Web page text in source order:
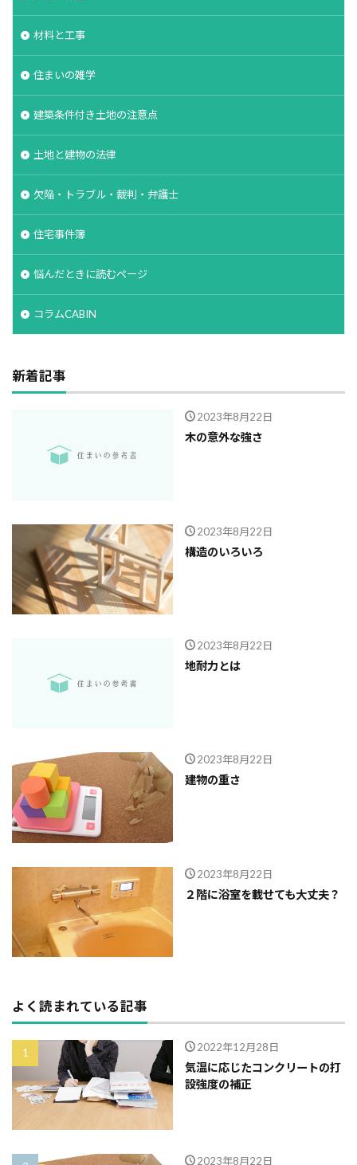
材料と工事
住まいの雑学
建築条件付き土地の注意点
土地と建物の法律
欠陥・トラブル・裁判・弁護士
住宅事件簿
悩んだときに読むページ
コラムCABIN
新着記事
2023年8月22日
木の意外な強さ
2023年8月22日
構造のいろいろ
2023年8月22日
地耐力とは
2023年8月22日
建物の重さ
2023年8月22日
２階に浴室を載せても大丈夫？
よく読まれている記事
2022年12月28日
気温に応じたコンクリートの打
設強度の補正
2023年8月22日